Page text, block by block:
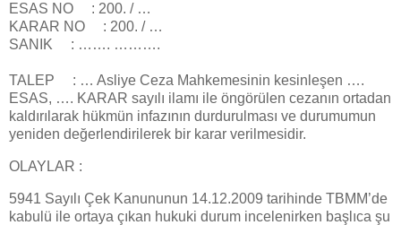
ESAS NO : 200. / …
KARAR NO : 200. / …
SANIK : ……. ……….
TALEP : … Asliye Ceza Mahkemesinin kesinleşen ….
ESAS, …. KARAR sayılı ilamı ile öngörülen cezanın ortadan
kaldırılarak hükmün infazının durdurulması ve durumumun
yeniden değerlendirilerek bir karar verilmesidir.
OLAYLAR :
5941 Sayılı Çek Kanununun 14.12.2009 tarihinde TBMM’de
kabulü ile ortaya çıkan hukuki durum incelenirken başlıca şu